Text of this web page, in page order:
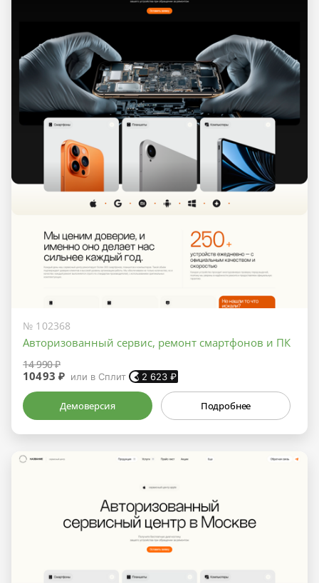
№ 102368
Авторизованный сервис, ремонт смартфонов и ПК
14 990 ₽
10493 ₽ или в Сплит 2 623 ₽
Демоверсия Подробнее